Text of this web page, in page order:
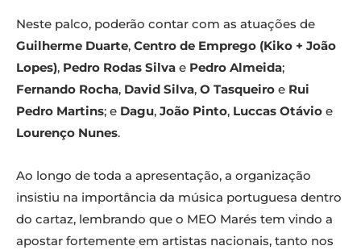
Neste palco, poderão contar com as atuações de
Guilherme Duarte, Centro de Emprego (Kiko + João
Lopes), Pedro Rodas Silva e Pedro Almeida;
Fernando Rocha, David Silva, O Tasqueiro e Rui
Pedro Martins; e Dagu, João Pinto, Luccas Otávio e
Lourenço Nunes.
Ao longo de toda a apresentação, a organização
insistiu na importância da música portuguesa dentro
do cartaz, lembrando que o MEO Marés tem vindo a
apostar fortemente em artistas nacionais, tanto nos